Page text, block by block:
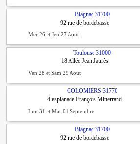
Blagnac 31700
92 rue de bordebasse
Mer 26 et Jeu 27 Aout
Toulouse 31000
18 Allée Jean Jaurès
Ven 28 et Sam 29 Aout
COLOMIERS 31770
4 esplanade François Mitterrand
Lun 31 et Mar 01 Septembre
Blagnac 31700
92 rue de bordebasse